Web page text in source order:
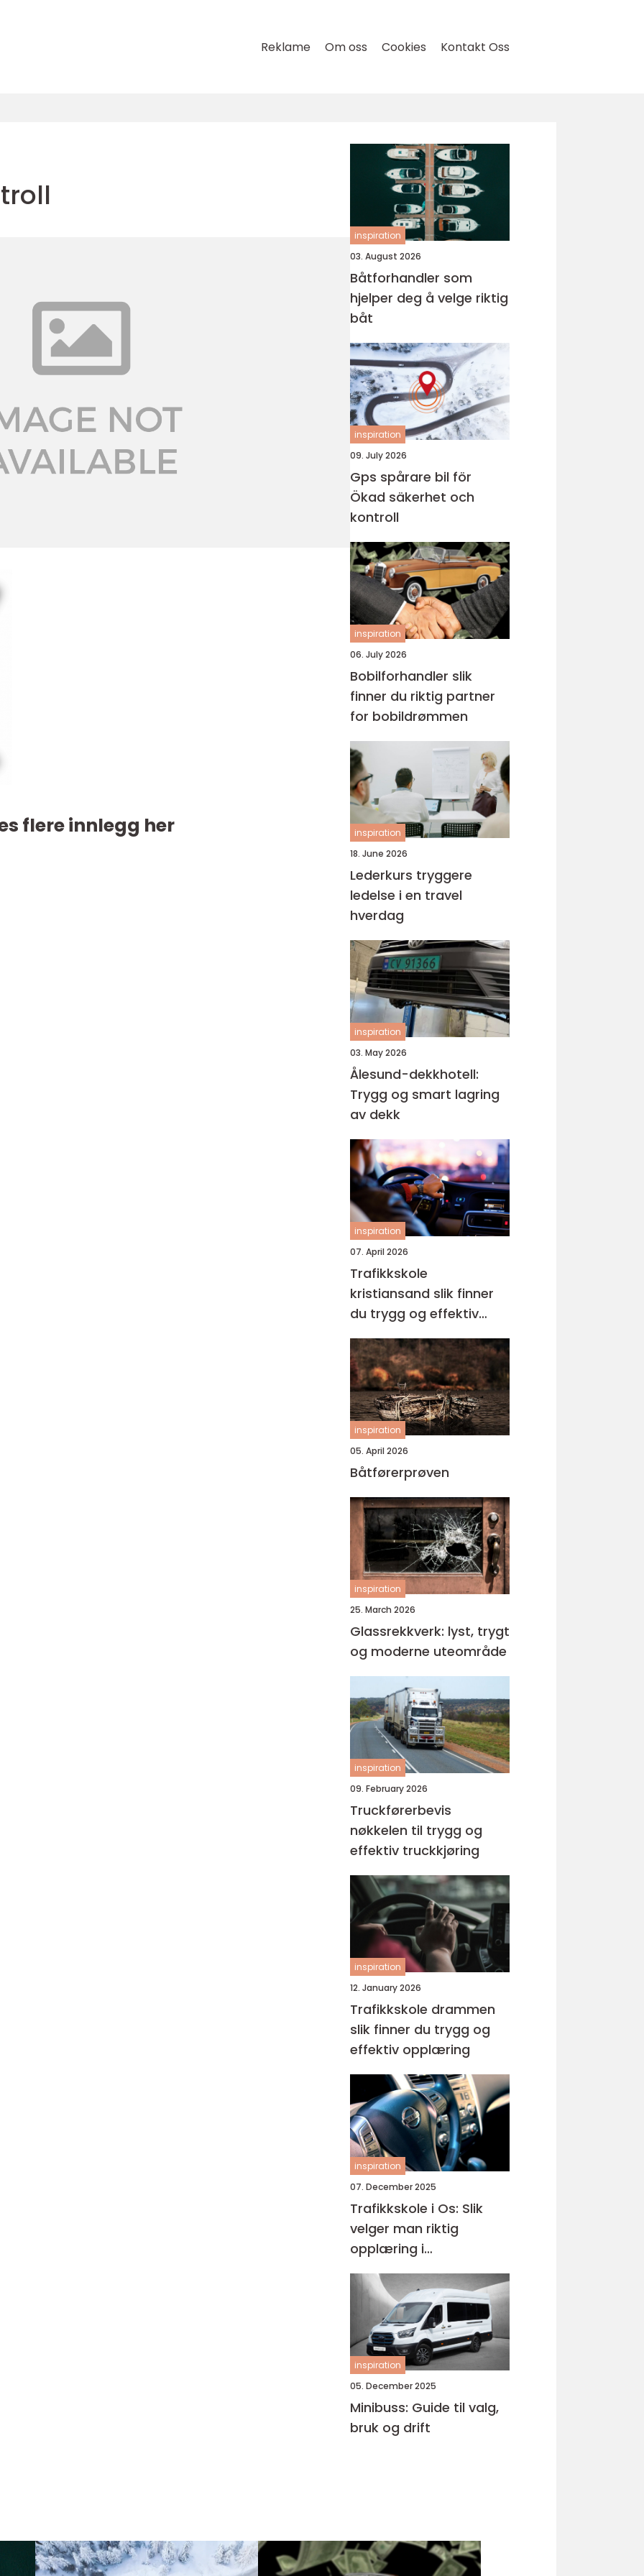
Reklame Om oss Cookies Kontakt Oss
flere innlegg her
inspiration
03. August 2026
Båtforhandler som
hjelper deg å velge riktig
båt
inspiration
09. July 2026
Gps spårare bil för
Ökad säkerhet och
kontroll
inspiration
06. July 2026
Bobilforhandler slik
finner du riktig partner
for bobildrømmen
inspiration
18. June 2026
Lederkurs tryggere
ledelse i en travel
hverdag
inspiration
03. May 2026
Ålesund-dekkhotell:
Trygg og smart lagring
av dekk
inspiration
07. April 2026
Trafikkskole
kristiansand slik finner
du trygg og effektiv
opplæring
inspiration
05. April 2026
Båtførerprøven
inspiration
25. March 2026
Glassrekkverk: lyst, trygt
og moderne uteområde
inspiration
09. February 2026
Truckførerbevis
nøkkelen til trygg og
effektiv truckkjøring
inspiration
12. January 2026
Trafikkskole drammen
slik finner du trygg og
effektiv opplæring
inspiration
07. December 2025
Trafikkskole i Os: Slik
velger man riktig
opplæring i
Bjørnafjorden
inspiration
05. December 2025
Minibuss: Guide til valg,
bruk og drift